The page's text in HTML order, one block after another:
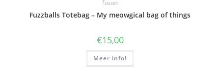
Tassen
Fuzzballs Totebag – My meowgical bag of things
€15,00
Meer info!